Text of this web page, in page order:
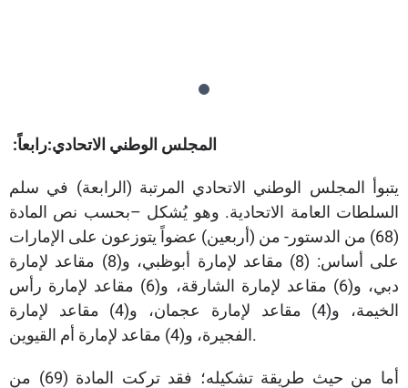
رابعاً:المجلس الوطني الاتحادي:
يتبوأ المجلس الوطني الاتحادي المرتبة (الرابعة) في سلم
السلطات العامة الاتحادية. وهو يُشكل –بحسب نص المادة
(68) من الدستور- من (أربعين) عضواً يتوزعون على الإمارات
على أساس: (8) مقاعد لإمارة أبوظبي، و(8) مقاعد لإمارة
دبي، و(6) مقاعد لإمارة الشارقة، و(6) مقاعد لإمارة رأس
الخيمة، و(4) مقاعد لإمارة عجمان، و(4) مقاعد لإمارة
الفجيرة، و(4) مقاعد لإمارة أم القيوين.
أما من حيث طريقة تشكيله؛ فقد تركت المادة (69) من